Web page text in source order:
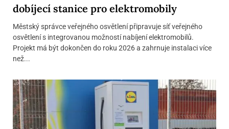
dobíjecí stanice pro elektromobily
Městský správce veřejného osvětlení připravuje síť veřejného
osvětlení s integrovanou možností nabíjení elektromobilů.
Projekt má být dokončen do roku 2026 a zahrnuje instalaci více
než...